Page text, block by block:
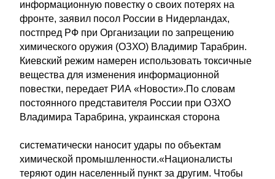
информационную повестку о своих потерях на
фронте, заявил посол России в Нидерландах,
постпред РФ при Организации по запрещению
химического оружия (ОЗХО) Владимир Тарабрин.
Киевский режим намерен использовать токсичные
вещества для изменения информационной
повестки, передает РИА «Новости».По словам
постоянного представителя России при ОЗХО
Владимира Тарабрина, украинская сторона
систематически наносит удары по объектам
химической промышленности.«Националисты
теряют один населенный пункт за другим. Чтобы